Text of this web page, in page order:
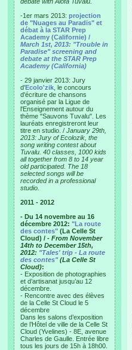
-1er mars 2013: projection
de "Nuages au Paradis" et
débat à la STAR Prep
Academy (Californie) /
March 1st, 2013: "Trouble in
Paradise" screening and
debate at the STAR Prep
Academy (California)
- 29 janvier 2013: Jury
d'Ecolo'zik , le concours
d'écriture de chansons
organisé par la Ligue de
l'Enseignement autour du
thème "Sauvons Tuvalu". Les
lauréats enregistreront leur
titre en studio. / January 29th,
2013: Jury of Ecolozik, the
song writing contest about
Tuvalu. 40 classes, 1000 kids
all together from 8 to 14 year
old participated. The 18
selected songs will be
recorded in a professional
studio.
2011 - 2012
- Du 14 novembre au 16
décembre 2012: "La route
des contes" (La Celle St
Cloud) / - From November
14th to December 15th,
2012: "Tales' trip - La route
des contes"(La Celle St
Cloud):
- Exposition de photographies
et d’artisanat jusqu’au 12
décembre.
- Rencontre avec des élèves
de la Celle St Cloud le 5
décembre
Dans les salons d’exposition
de l’Hôtel de ville de la Celle St
Cloud (Yvelines) - 8E, avenue
Charles de Gaulle. Entrée libre
tous les jours de 15h à 18h00.